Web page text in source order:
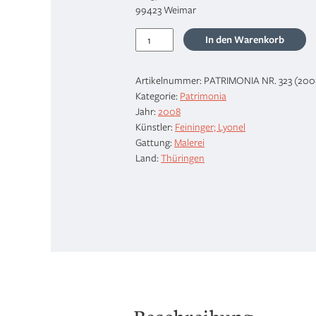
99423 Weimar
XI,
Menge
In den Warenkorb
Artikelnummer: PATRIMONIA NR. 323
Kategorie: Patrimonia
Jahr: 2008
Künstler: Feininger; Lyonel
Gattung: Malerei
Land: Thüringen